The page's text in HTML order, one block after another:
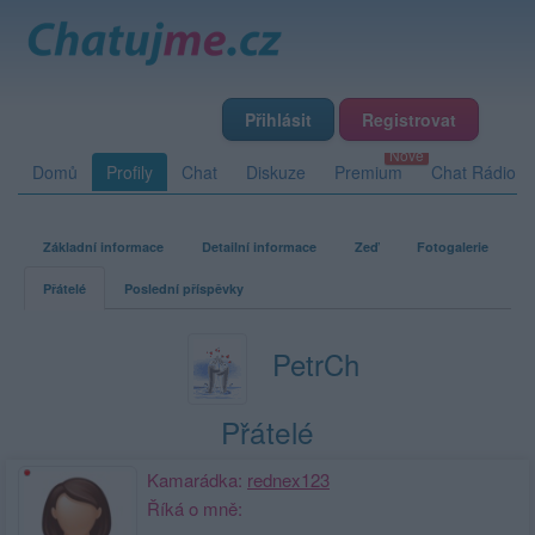
Přihlásit Registrovat
Domů Profily Chat Diskuze Premium Chat Rádio
Základní informace Detailní informace Zeď Fotogalerie
Přátelé Poslední příspěvky
PetrCh
Přátelé
Kamarádka: rednex123
Říká o mně: